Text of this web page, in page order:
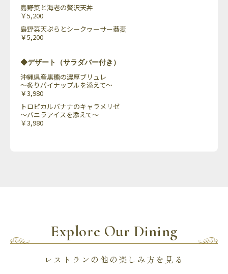
島野菜と海老の贅沢天丼
￥5,200
島野菜天ぷらとシークヮーサー蕎麦
￥5,200
◆デザート（サラダバー付き）
沖縄県産黒糖の濃厚ブリュレ
〜炙りパイナップルを添えて〜
￥3,980
トロピカルバナナのキャラメリゼ
〜バニラアイスを添えて〜
￥3,980
Explore Our Dining
レストランの他の楽しみ方を見る